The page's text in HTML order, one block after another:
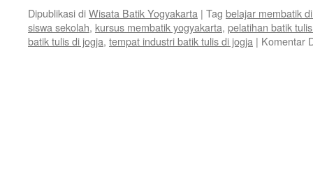
Dipublikasi diWisata Batik Yogyakarta | Tag belajar membatik
siswa sekolah, kursus membatik yogyakarta, pelatihan batik
batik tulis di jogja, tempat industri batik tulis di jogja | Komentar